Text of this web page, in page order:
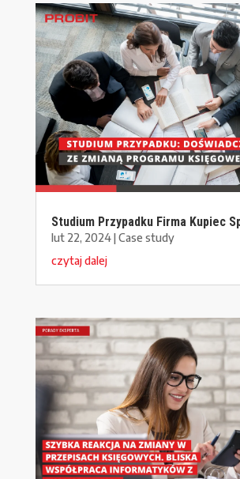
Studium Przypadku Firma Kupiec
lut 22, 2024|Case study
czytaj dalej